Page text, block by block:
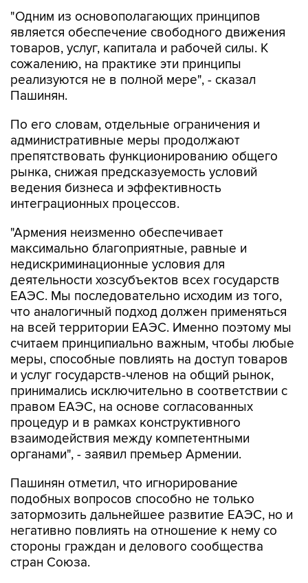
"Одним из основополагающих принципов
является обеспечение свободного движения
товаров, услуг, капитала и рабочей силы. К
сожалению, на практике эти принципы
реализуются не в полной мере", - сказал
Пашинян.
По его словам, отдельные ограничения и
административные меры продолжают
препятствовать функционированию общего
рынка, снижая предсказуемость условий
ведения бизнеса и эффективность
интеграционных процессов.
"Армения неизменно обеспечивает
максимально благоприятные, равные и
недискриминационные условия для
деятельности хозсубъектов всех государств
ЕАЭС. Мы последовательно исходим из того,
что аналогичный подход должен применяться
на всей территории ЕАЭС. Именно поэтому мы
считаем принципиально важным, чтобы любые
меры, способные повлиять на доступ товаров
и услуг государств-членов на общий рынок,
принимались исключительно в соответствии с
правом ЕАЭС, на основе согласованных
процедур и в рамках конструктивного
взаимодействия между компетентными
органами", - заявил премьер Армении.
Пашинян отметил, что игнорирование
подобных вопросов способно не только
затормозить дальнейшее развитие ЕАЭС, но и
негативно повлиять на отношение к нему со
стороны граждан и делового сообщества
стран Союза.